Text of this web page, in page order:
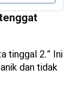
tinggal 2.” Ini
dan tidak